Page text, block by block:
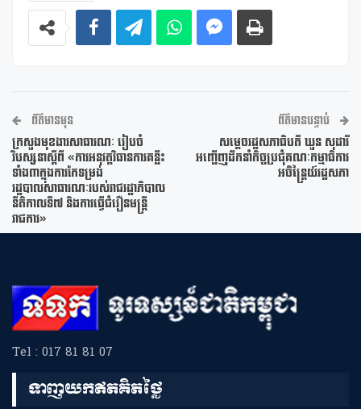
ព័ត៌មានមុន
ក្រសួងមុខងារសាធារណៈ រៀបចំ
វិបស្សនាស្តីពី «ការអនុវត្តវិធានការគន្លឹះ
ទាំង៣ក្នុងការកែទម្រង់
រដ្ឋបាលសាធារណៈរបស់រាជរដ្ឋាភិបាល
នីតិកាលទី៧ និងការធ្វើជំរឿនមន្រ្តី
រាជការ»
ព័ត៌មានបន្ទាប់
សម្តេចរដ្ឋសភាធិបតី ឃួន សុដារី
អញ្ជើញដឹកនាំកិច្ចប្រជុំគណៈកម្មាធិការ
អចិន្រ្តៃយ៍រដ្ឋសភា
Tel : 017 81 81 07
ទាញយកឥតគិតថ្លៃ